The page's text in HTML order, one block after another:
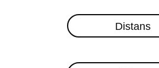
Distans